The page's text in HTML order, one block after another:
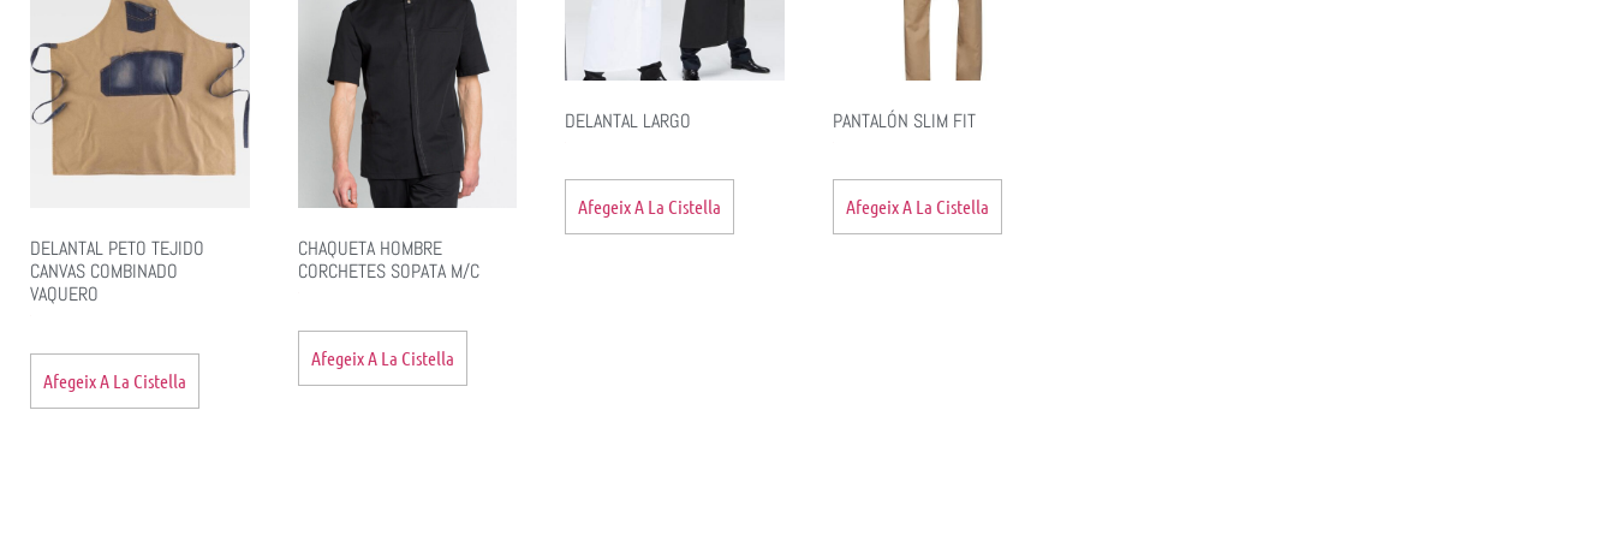
DELANTAL PETO TEJIDO
CANVAS COMBINADO
VAQUERO
Afegeix A La Cistella
CHAQUETA HOMBRE
CORCHETES SOPATA M/C
Afegeix A La Cistella
DELANTAL LARGO
Afegeix A La Cistella
PANTALÓN SLIM FIT
Afegeix A La Cistella